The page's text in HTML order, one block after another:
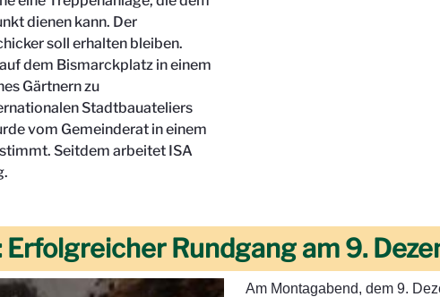
dienen kann. Der
soll erhalten bleiben.
dem Bismarckplatz in einem
Gärtnern zu
Stadtbauateliers
vom Gemeinderat in einem
Seitdem arbeitet ISA
Rundgang am 9.
Am Montagabend, dem 9.